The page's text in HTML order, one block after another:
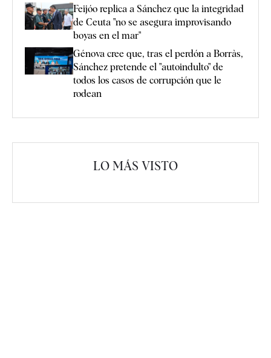
Feijóo replica a Sánchez que la integridad
de Ceuta "no se asegura improvisando
boyas en el mar"
Génova cree que, tras el perdón a Borràs,
Sánchez pretende el "autoindulto" de
todos los casos de corrupción que le
rodean
LO MÁS VISTO